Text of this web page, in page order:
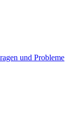
und Probleme